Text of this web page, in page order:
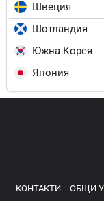
Швеция
Шотландия
Южна Корея
Япония
КОНТАКТИ ОБЩИ